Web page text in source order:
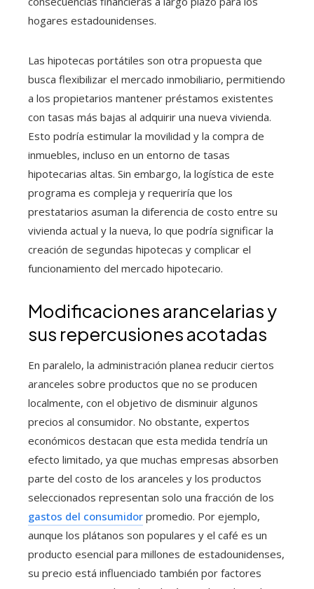
hogares estadounidenses.
Las hipotecas portátiles son otra propuesta que
busca flexibilizar el mercado inmobiliario, permitiendo
a los propietarios mantener préstamos existentes
con tasas más bajas al adquirir una nueva vivienda.
Esto podría estimular la movilidad y la compra de
inmuebles, incluso en un entorno de tasas
hipotecarias altas. Sin embargo, la logística de este
programa es compleja y requeriría que los
prestatarios asuman la diferencia de costo entre su
vivienda actual y la nueva, lo que podría significar la
creación de segundas hipotecas y complicar el
funcionamiento del mercado hipotecario.
Modificaciones arancelarias y
sus repercusiones acotadas
En paralelo, la administración planea reducir ciertos
aranceles sobre productos que no se producen
localmente, con el objetivo de disminuir algunos
precios al consumidor. No obstante, expertos
económicos destacan que esta medida tendría un
efecto limitado, ya que muchas empresas absorben
parte del costo de los aranceles y los productos
seleccionados representan solo una fracción de los
gastos del consumidor promedio. Por ejemplo,
aunque los plátanos son populares y el café es un
producto esencial para millones de estadounidenses,
su precio está influenciado también por factores